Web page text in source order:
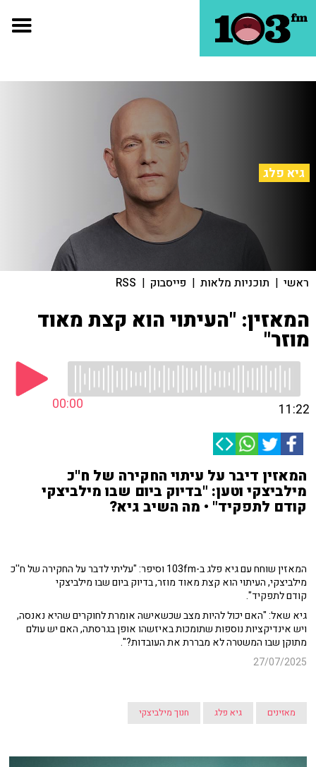
גיא פלג
ראשי | תוכניות מלאות | פייסבוק |
RSS
המאזין: "העיתוי הוא קצת מאוד
מוזר"
00:00 11:22
המאזין דיבר על עיתוי החקירה של ח''כ
מילביצקי וטען: "בדיוק ביום שבו מילביצקי
קודם לתפקיד" • מה השיב גיא?
המאזין שוחח עם גיא פלג ב-103fm וסיפר: "עליתי לדבר על החקירה של ח''כ
מילביצקי, העיתוי הוא קצת מאוד מוזר, בדיוק ביום שבו מילביצקי
קודם לתפקיד".
גיא שאל: "האם יכול להיות מצב שכשאישה אומרת לחוקרים שהיא נאנסה,
ויש אינדיקציות נוספות שתומכות באיזשהו אופן בגרסתה, האם יש עולם
מתוקן שבו המשטרה לא מבררת את העובדות?".
27/07/2025
מאזינים גיא פלג חנוך מילביצקי